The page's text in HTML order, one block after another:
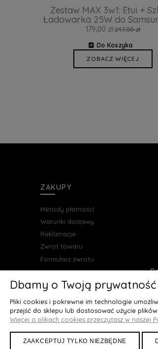
Zestaw MAX 3w1: Etui +
Ładowarka 25W do
179,00 zł 247,00 zł
Do Koszyka
ZOBACZ WIĘCEJ
ZAKUPY
Metody płatności
Warunki dostawy
Reklamacje
Zwrot towaru
Formularz zwrotu
Dbamy o Twoją prywatność
Pliki cookies i pokrewne im technologie
przejść do sklepu lub dostosować użycie
Więcej o plikach cookies przeczytasz w naszej
ZAAKCEPTUJ TYLKO NIEZBĘDNE